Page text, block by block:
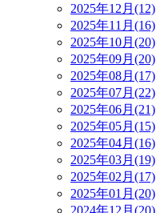
2025年12月(12)
2025年11月(16)
2025年10月(20)
2025年09月(20)
2025年08月(17)
2025年07月(22)
2025年06月(21)
2025年05月(15)
2025年04月(16)
2025年03月(19)
2025年02月(17)
2025年01月(20)
2024年12月(20)